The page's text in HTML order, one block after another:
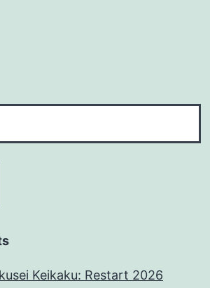
Keikaku: Restart 2026